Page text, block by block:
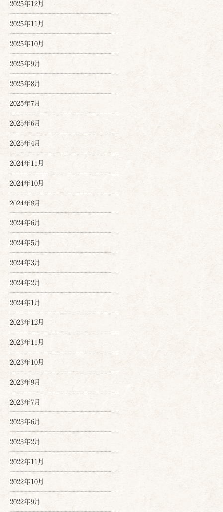
2025年12月
2025年11月
2025年10月
2025年9月
2025年8月
2025年7月
2025年6月
2025年4月
2024年11月
2024年10月
2024年8月
2024年6月
2024年5月
2024年3月
2024年2月
2024年1月
2023年12月
2023年11月
2023年10月
2023年9月
2023年7月
2023年6月
2023年2月
2022年11月
2022年10月
2022年9月